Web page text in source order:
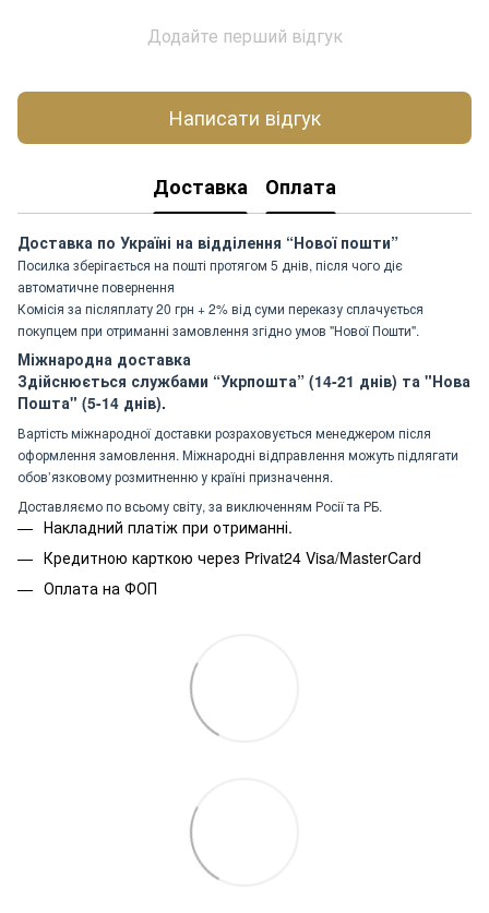
Додайте перший відгук
Написати відгук
Доставка Оплата
Доставка по Україні на відділення “Нової пошти”
Посилка зберігається на пошті протягом 5 днів, після чого діє
автоматичне повернення
Комісія за післяплату 20 грн + 2% від суми переказу сплачується
покупцем при отриманні замовлення згідно умов "Нової Пошти".
Міжнародна доставка
Здійснюється службами “Укрпошта” (14-21 днів) та "Нова
Пошта" (5-14 днів).
Вартість міжнародної доставки розраховується менеджером після
оформлення замовлення. Міжнародні відправлення можуть підлягати
обов’язковому розмитненню у країні призначення.
Доставляємо по всьому світу, за виключенням Росії та РБ.
Накладний платіж при отриманні.
Кредитною карткою через Privat24 Visa/MasterCard
Оплата на ФОП